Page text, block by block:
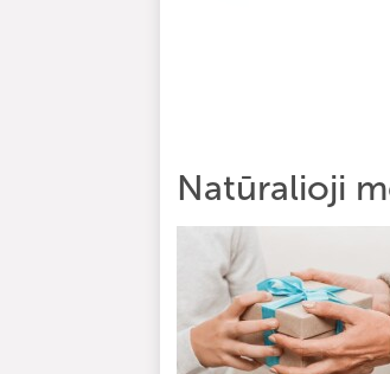
Natūralioji